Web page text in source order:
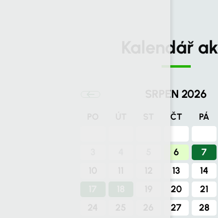
Kalendář
SRPEN 2026
ČT PÁ
6
7
13
14
20
21
27 28